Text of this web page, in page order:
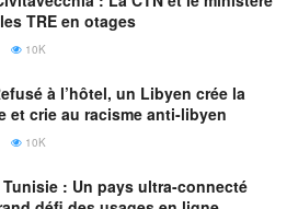
preuves ne sont pas encore
cette direction. Les rappels
dose, mais cela pourrait
à venir, lorsque les preuves
les types de vaccins.
va-t-elle exacerber les
TRE en otages
10K
à l’hôtel, un Libyen crée la
et crie au racisme anti-libyen
10K
: Un pays ultra-connecté